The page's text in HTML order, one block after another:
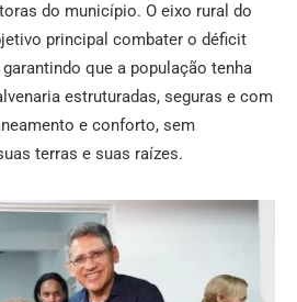
do município. O eixo rural do
principal combater o déficit
que a população tenha
estruturadas, seguras e com
e conforto, sem
terras e suas raízes.